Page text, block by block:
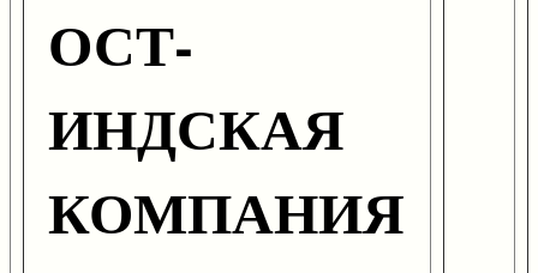
ОСТ-
ИНДСКАЯ
КОМПАНИЯ